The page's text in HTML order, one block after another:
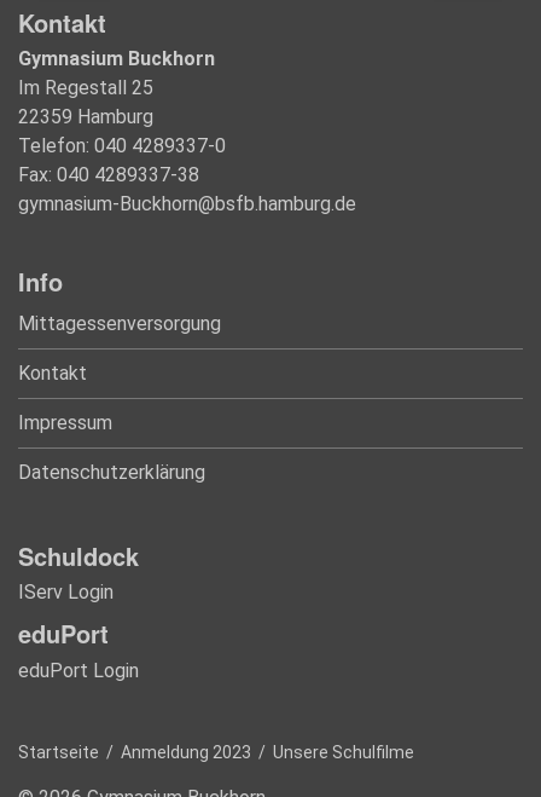
Kontakt
Gymnasium Buckhorn
Im Regestall 25
22359 Hamburg
Telefon: 040 4289337-0
Fax: 040 4289337-38
gymnasium-Buckhorn@bsfb.hamburg.de
Info
Mittagessenversorgung
Kontakt
Impressum
Datenschutzerklärung
Schuldock
IServ Login
eduPort
eduPort Login
Startseite / Anmeldung 2023 / Unsere Schulfilme